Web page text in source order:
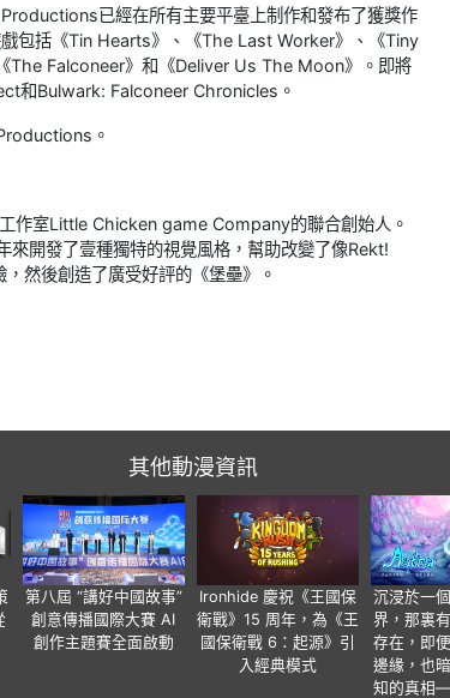
已經在所有主要平臺上制作和發布了獲獎作
戲包括《Tin Hearts》、《The Last Worker》、《Tiny
Falconeer》和《Deliver Us The Moon》。即將
和Bulwark: Falconeer Chronicles。
。
作室Little Chicken game Company的聯合創始人。
開發了壹種獨特的視覺風格，幫助改變了像Rekt!
然後創造了廣受好評的《堡壘》。
其他動漫資訊
第八屆 “講好中國故事”
創意傳播國際大賽 AI
創作主題賽全面啟動
Ironhide 慶祝《王國保
衛戰》15 周年，為《王
國保衛戰 6：起源》引
入經典模式
沉浸於一
界，那裏
存在，即
邊緣，也
知的真相